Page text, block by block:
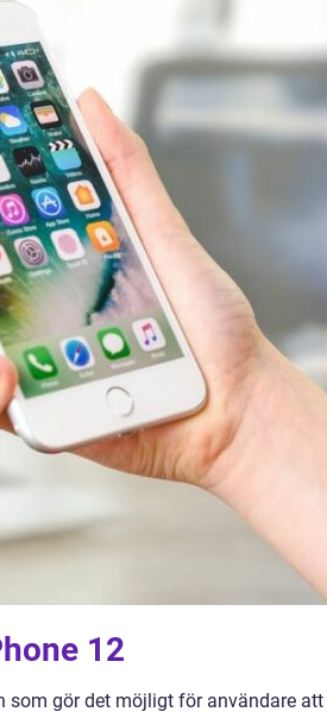
12
som gör det möjligt för användare att